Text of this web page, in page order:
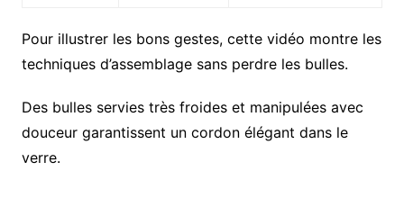
Pour illustrer les bons gestes, cette vidéo montre les
techniques d’assemblage sans perdre les bulles.
Des bulles servies très froides et manipulées avec
douceur garantissent un cordon élégant dans le
verre.